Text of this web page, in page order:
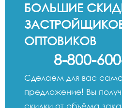
БОЛЬШИЕ
ОПТОВИКОВ
8-800-
Сделаем для вас
предложение! Вы
скидки от объёма